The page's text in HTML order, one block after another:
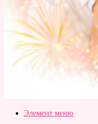
Slubovju.ru
Бесплатные
Элемент меню